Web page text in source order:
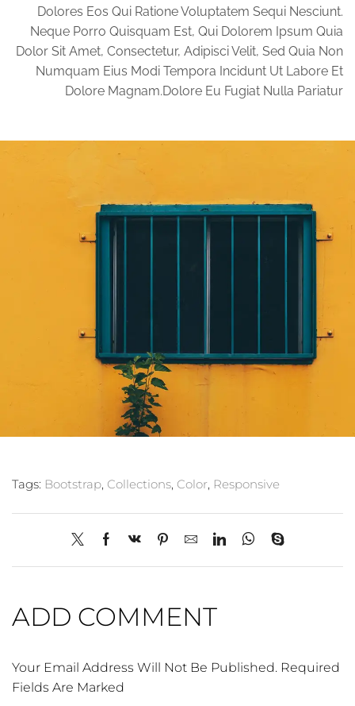
Dolores Eos Qui Ratione Voluptatem Sequi Nesciunt.
Neque Porro Quisquam Est, Qui Dolorem Ipsum Quia
Dolor Sit Amet, Consectetur, Adipisci Velit, Sed Quia Non
Numquam Eius Modi Tempora Incidunt Ut Labore Et
Dolore Magnam.dolore Eu Fugiat Nulla Pariatur
Tags: Bootstrap, Collections, Color, Responsive
ADD COMMENT
Your Email Address Will Not Be Published. Required
Fields Are Marked